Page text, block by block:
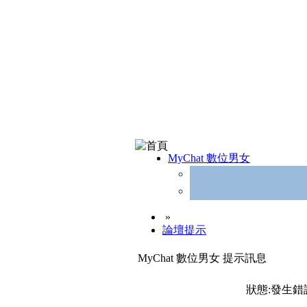
MyChat 數位男女
»
論壇提示
MyChat 數位男女 提示訊息
狀態:發生錯